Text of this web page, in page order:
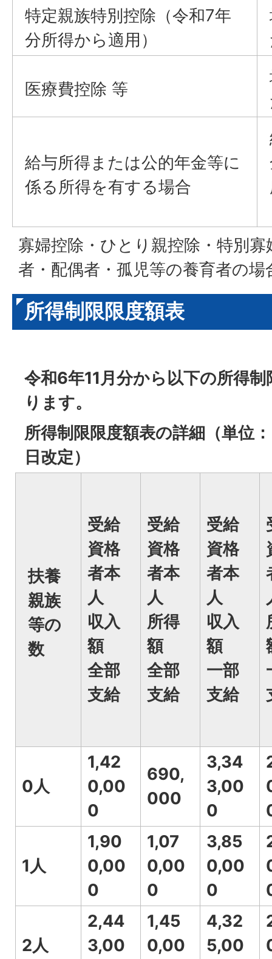
特定親族特別控除（令和7年
分所得から適用）
医療費控除 等
給与所得または公的年金等に
係る所得を有する場合
寡婦控除・ひとり親控除・特別
者・配偶者・孤児等の養育者の
所得制限限度額表
令和6年11月分から以下の所得
ります。
所得制限限度額表の詳細（単位
日改定）
扶養
親族
等の
数
受給
資格
者本
人
収入
額
全部
支給
受給
資格
者本
人
所得
額
全部
支給
受給
資格
者本
人
収入
額
一部
支給
0人
1,42
0,00
0
690,
000
3,34
3,00
0
1人
1,90
0,00
0
1,07
0,00
0
3,85
0,00
0
2人
2,44
3,00
1,45
0,00
4,32
5,00